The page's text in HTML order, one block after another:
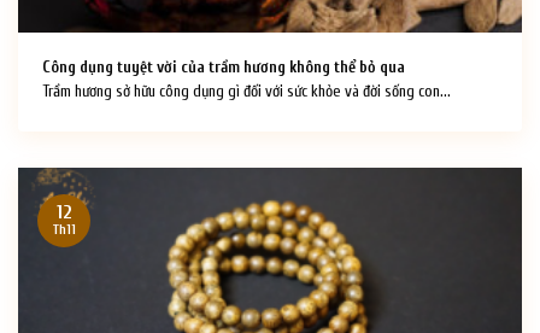
Công dụng tuyệt vời của trầm hương không thể bỏ qua
Trầm hương sở hữu công dụng gì đối với sức khỏe và đời sống con...
12
Th11